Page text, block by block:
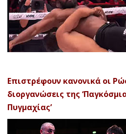
Επιστρέφουν κανονικά οι
διοργανώσεις της
Πυγμαχίας’